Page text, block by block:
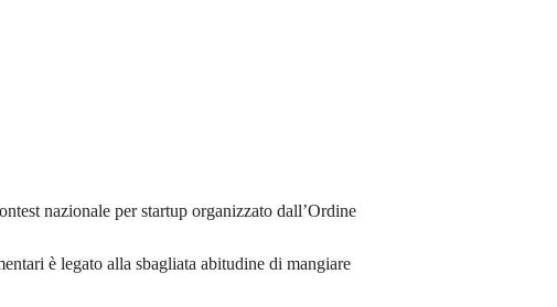
nazionale per startup organizzato dall’Ordine
è legato alla sbagliata abitudine di mangiare